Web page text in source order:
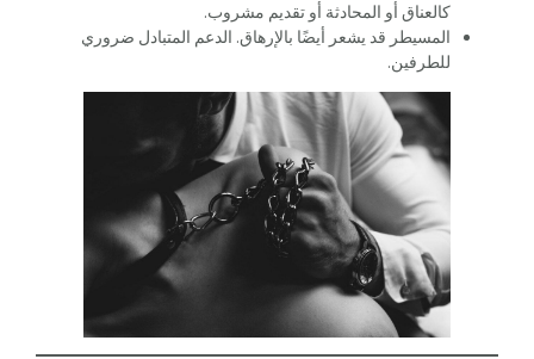
كالعناق أو المحادثة أو تقديم مشروب.
المسيطر قد يشعر أيضًا بالإرهاق. الدعم المتبادل ضروري
للطرفين.